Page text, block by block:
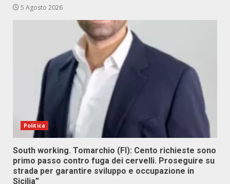
5 Agosto 2026
Politica
South working. Tomarchio (FI): Cento richieste sono
primo passo contro fuga dei cervelli. Proseguire su
strada per garantire sviluppo e occupazione in
Sicilia”